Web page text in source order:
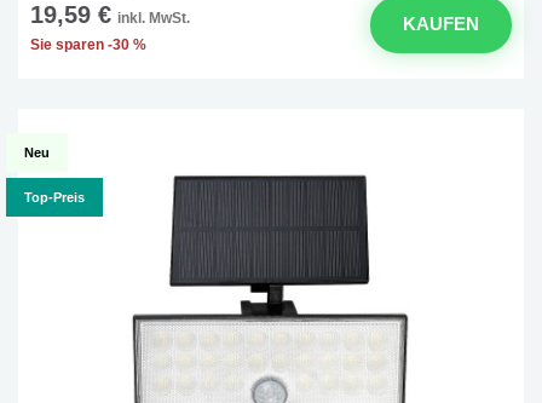
19,59 € inkl. MwSt.
Sie sparen -30 %
KAUFEN
Neu
Top-Preis